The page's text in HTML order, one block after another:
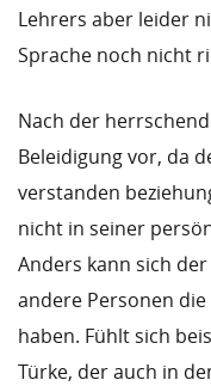
Lehrers aber leider
Sprache noch nicht
Nach der
Beleidigung vor, da
verstanden
nicht in seiner
Anders kann sich
andere Personen
haben. Fühlt sich
Türke, der auch in